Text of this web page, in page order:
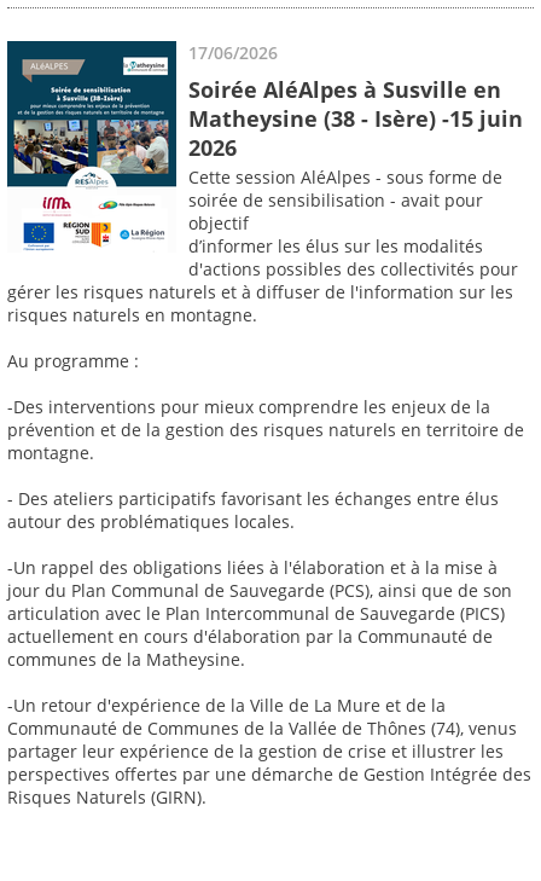
17/06/2026
Soirée AléAlpes à Susville en
Matheysine (38 - Isère) -15 juin
2026
Cette session AléAlpes - sous forme de
soirée de sensibilisation - avait pour
objectif
d’informer les élus sur les modalités
d'actions possibles des collectivités pour
gérer les risques naturels et à diffuser de l'information sur les
risques naturels en montagne.
Au programme :
-Des interventions pour mieux comprendre les enjeux de la
prévention et de la gestion des risques naturels en territoire de
montagne.
- Des ateliers participatifs favorisant les échanges entre élus
autour des problématiques locales.
-Un rappel des obligations liées à l'élaboration et à la mise à
jour du Plan Communal de Sauvegarde (PCS), ainsi que de son
articulation avec le Plan Intercommunal de Sauvegarde (PICS)
actuellement en cours d'élaboration par la Communauté de
communes de la Matheysine.
-Un retour d'expérience de la Ville de La Mure et de la
Communauté de Communes de la Vallée de Thônes (74), venus
partager leur expérience de la gestion de crise et illustrer les
perspectives offertes par une démarche de Gestion Intégrée des
Risques Naturels (GIRN).